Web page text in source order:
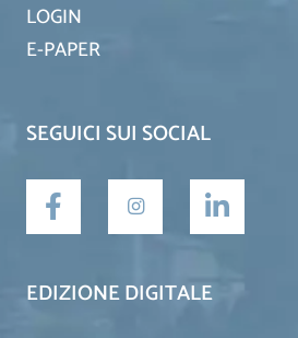
LOGIN
E-PAPER
SEGUICI SUI SOCIAL
EDIZIONE DIGITALE